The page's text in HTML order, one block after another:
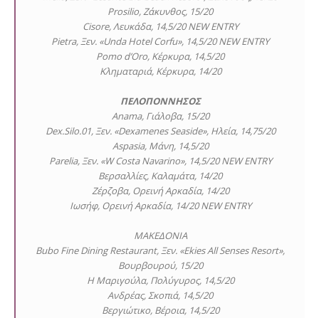
Prosilio, Ζάκυνθος, 15/20
Cisore, Λευκάδα, 14,5/20 NEW ENTRY
Pietra, Ξεν. «Unda Hotel Corfu», 14,5/20 NEW ENTRY
Pomo d’Oro, Κέρκυρα, 14,5/20
Κληματαριά, Κέρκυρα, 14/20
ΠΕΛΟΠΟΝΝΗΣΟΣ
Anama, Γιάλοβα, 15/20
Dex.Silo.01, Ξεν. «Dexamenes Seaside», Ηλεία, 14,75/20
Aspasia, Μάνη, 14,5/20
Parelia, Ξεν. «W Costa Navarino», 14,5/20 NEW ENTRY
Βερσαλλίες, Καλαμάτα, 14/20
Ζέρζοβα, Ορεινή Αρκαδία, 14/20
Ιωσήφ, Ορεινή Αρκαδία, 14/20 NEW ENTRY
ΜΑΚΕΔΟΝΙΑ
Bubo Fine Dining Restaurant, Ξεν. «Ekies All Senses Resort»,
Βουρβουρού, 15/20
Η Μαριγούλα, Πολύγυρος, 14,5/20
Ανδρέας, Σκοπιά, 14,5/20
Βεργιώτικο, Βέροια, 14,5/20